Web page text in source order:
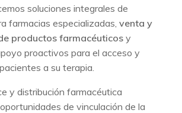
soluciones integrales de
farmacias especializadas, venta y
productos farmacéuticosy
proactivos para el acceso y
a su terapia.
y distribución farmacéutica
de vinculación de la